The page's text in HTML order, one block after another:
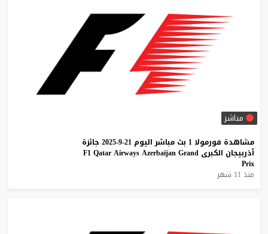
مباشر
مشاهدة فورمولا 1 بث مباشر اليوم 21-9-2025
جائزة
أذربيجان الكبرى F1 Qatar Airways Azerbaijan Grand
Prix
منذ 11 شهر